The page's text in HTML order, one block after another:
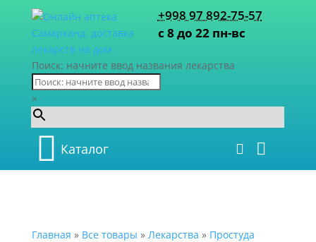
+998 97 892-75-57
с 8 до 22 пн-вс
Поиск: начните ввод названия лекарства
×
Каталог
Главная » Все товары » Лекарства » Простуда